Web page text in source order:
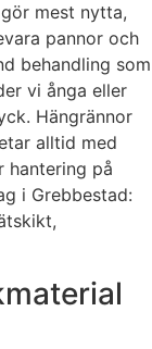
mest nytta,
pannor och
behandling som
vi ånga eller
Hängrännor
alltid med
hantering på
i Grebbestad: